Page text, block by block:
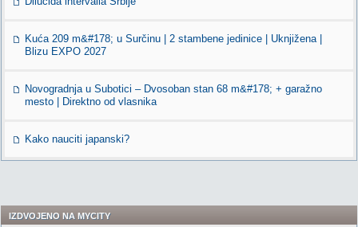
Kuća 209 m&#178; u Surčinu | 2 stambene jedinice | Uknjižena |
Blizu EXPO 2027
Novogradnja u Subotici – Dvosoban stan 68 m&#178; + garažno
mesto | Direktno od vlasnika
Kako nauciti japanski?
IZDVOJENO NA MYCITY